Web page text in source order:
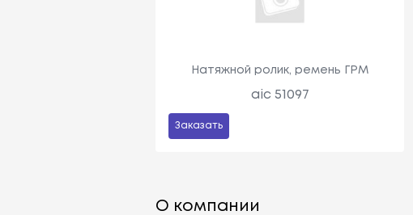
Натяжной ролик, ремень ГРМ
aic 51097
Заказать
О компании